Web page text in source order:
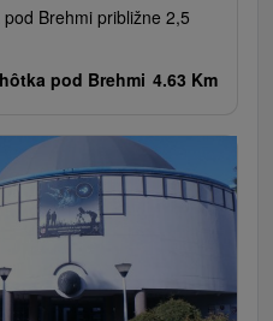
Brehmi približne 2,5
pod Brehmi 4.63 Km